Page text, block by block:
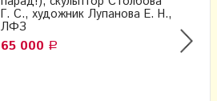
Г. С., художник Лупанова Е. Н.,
ЛФЗ
65 000 Р